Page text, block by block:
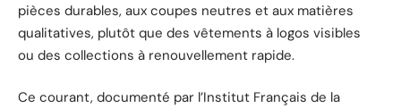
pièces durables, aux coupes neutres et aux matières
qualitatives, plutôt que des vêtements à logos visibles
ou des collections à renouvellement rapide.
Ce courant, documenté par l’Institut Français de la